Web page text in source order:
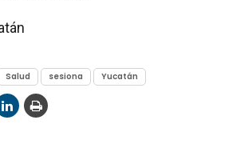
Salud sesiona Yucatán